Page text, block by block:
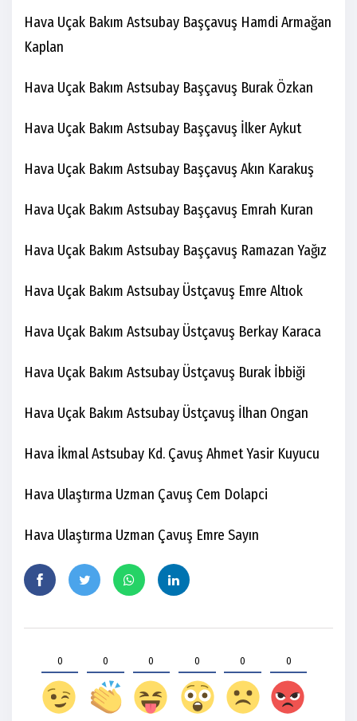
Hava Uçak Bakım Astsubay Başçavuş Hamdi Armağan
Kaplan
Hava Uçak Bakım Astsubay Başçavuş Burak Özkan
Hava Uçak Bakım Astsubay Başçavuş İlker Aykut
Hava Uçak Bakım Astsubay Başçavuş Akın Karakuş
Hava Uçak Bakım Astsubay Başçavuş Emrah Kuran
Hava Uçak Bakım Astsubay Başçavuş Ramazan Yağız
Hava Uçak Bakım Astsubay Üstçavuş Emre Altıok
Hava Uçak Bakım Astsubay Üstçavuş Berkay Karaca
Hava Uçak Bakım Astsubay Üstçavuş Burak İbbiği
Hava Uçak Bakım Astsubay Üstçavuş İlhan Ongan
Hava İkmal Astsubay Kd. Çavuş Ahmet Yasir Kuyucu
Hava Ulaştırma Uzman Çavuş Cem Dolapci
Hava Ulaştırma Uzman Çavuş Emre Sayın
0 0 0 0 0 0